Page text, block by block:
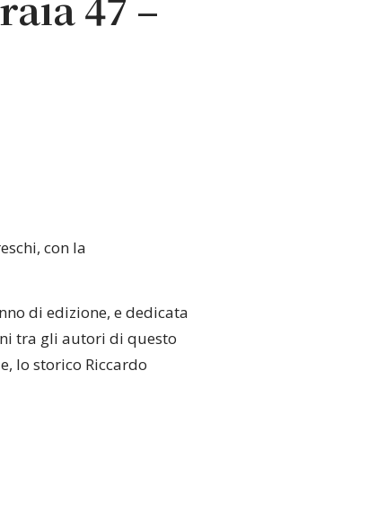
con la
di edizione, e dedicata
tra gli autori di questo
lo storico Riccardo